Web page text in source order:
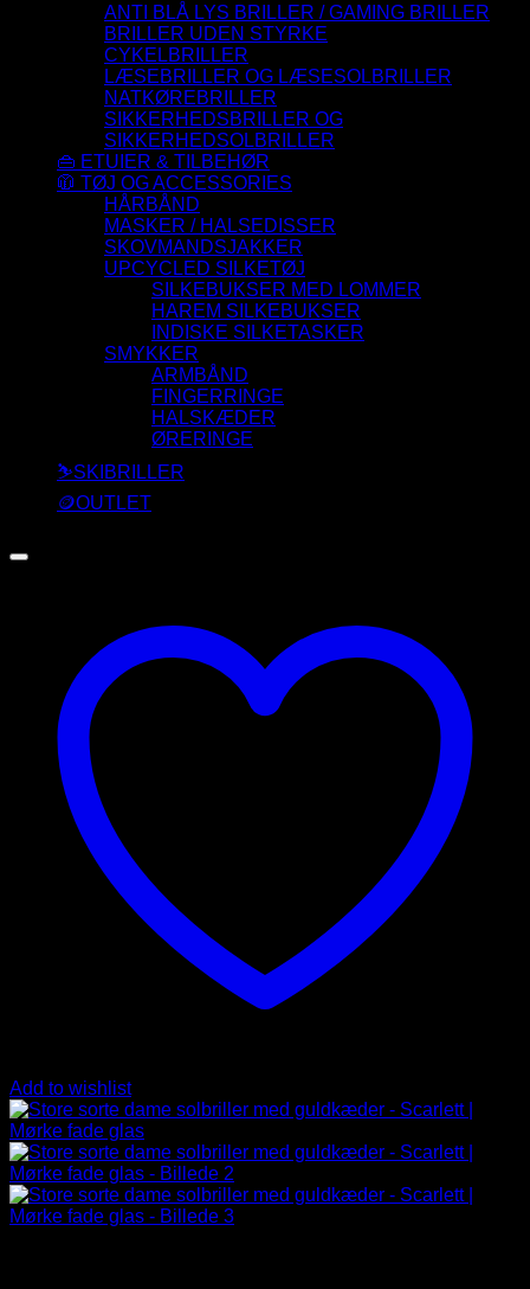
ANTI BLÅ LYS BRILLER / GAMING BRILLER
BRILLER UDEN STYRKE
CYKELBRILLER
LÆSEBRILLER OG LÆSESOLBRILLER
NATKØREBRILLER
SIKKERHEDSBRILLER OG
SIKKERHEDSOLBRILLER
👜 ETUIER & TILBEHØR
🧥 TØJ OG ACCESSORIES
HÅRBÅND
MASKER / HALSEDISSER
SKOVMANDSJAKKER
UPCYCLED SILKETØJ
SILKEBUKSER MED LOMMER
HAREM SILKEBUKSER
INDISKE SILKETASKER
SMYKKER
ARMBÅND
FINGERRINGE
HALSKÆDER
ØRERINGE
⛷️SKIBRILLER
🪙OUTLET
Add to wishlist